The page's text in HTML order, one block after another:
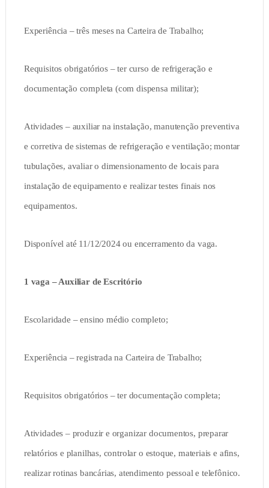
Experiência – três meses na Carteira de Trabalho;
Requisitos obrigatórios – ter curso de refrigeração e
documentação completa (com dispensa militar);
Atividades – auxiliar na instalação, manutenção preventiva
e corretiva de sistemas de refrigeração e ventilação; montar
tubulações, avaliar o dimensionamento de locais para
instalação de equipamento e realizar testes finais nos
equipamentos.
Disponível até 11/12/2024 ou encerramento da vaga.
1 vaga – Auxiliar de Escritório
Escolaridade – ensino médio completo;
Experiência – registrada na Carteira de Trabalho;
Requisitos obrigatórios – ter documentação completa;
Atividades – produzir e organizar documentos, preparar
relatórios e planilhas, controlar o estoque, materiais e afins,
realizar rotinas bancárias, atendimento pessoal e telefônico.